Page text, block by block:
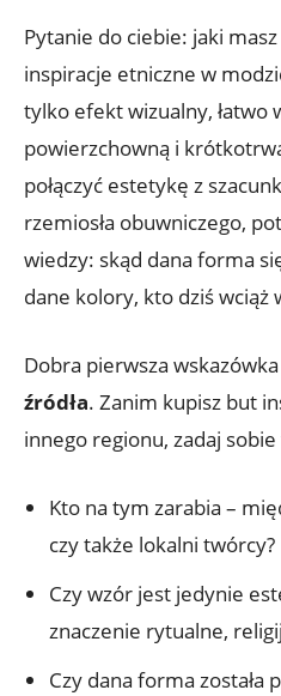
Pytanie do ciebie: jaki
inspiracje etniczne w
tylko efekt wizualny, łatwo
powierzchowną i
połączyć estetykę z
rzemiosła obuwniczego,
wiedzy: skąd dana forma
dane kolory, kto dziś
Dobra pierwsza
źródła. Zanim kupisz but
innego regionu, zadaj
Kto na tym zarabia –
czy także lokalni twórcy?
Czy wzór jest jedynie
znaczenie rytualne,
Czy dana forma została